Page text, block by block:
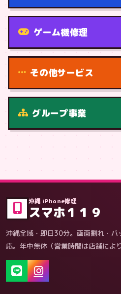
機種から
症状・内容から
ゲーム機修理
その他サービス
グループ事業
沖縄 iPhone修理
スマホ１１９
沖縄全域・即日30分。画面割れ・
応。年中無休（営業時間は店舗によ